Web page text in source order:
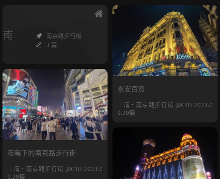
南
南京路步行街
3 篇
永安百货
上海·南京路步行街 @CYH 2023.0
9.29摄
夜幕下的南京路步行街
上海·南京路步行街 @CYH 2023.0
9.29摄